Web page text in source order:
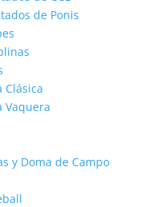
de Ponis
Clásica
Vaquera
y Doma de Campo